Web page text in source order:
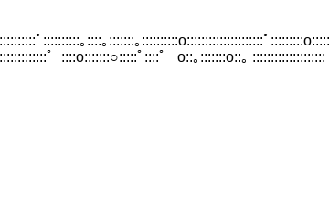
ﾟ::::::::::｡::::｡:::::::｡::::::::::o:::::::::::::::::::::ﾟ
゜::::o:::::::○:::::ﾟ::::゜ o::｡:::::::o::｡ ::::::::::::::::::::